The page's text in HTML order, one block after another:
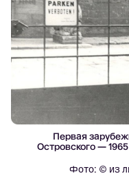
Первая
Островского —
Фото: © из